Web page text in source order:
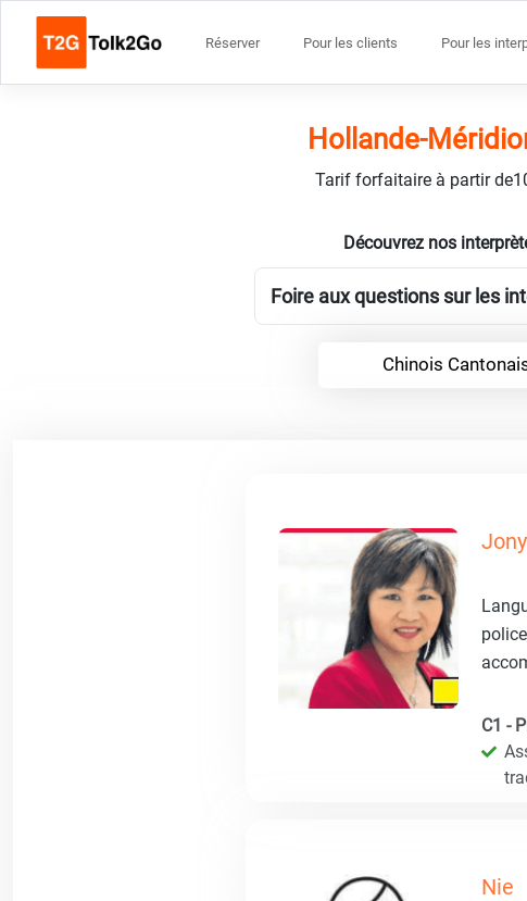
Réserver Pour les clients Pour les
Hollande-
Tarif forfaitaire à partir
Découvrez nos
Foire aux questions sur les
Chinois
Jony
C1 -
Nie